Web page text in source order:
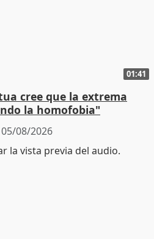
01:41
cree que la extrema
la homofobia"
05/08/2026